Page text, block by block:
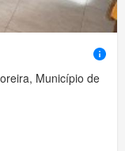
Município de